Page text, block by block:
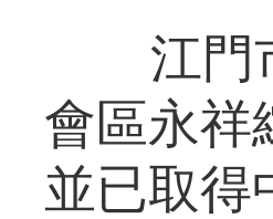
江門市
會區永祥
並已取得